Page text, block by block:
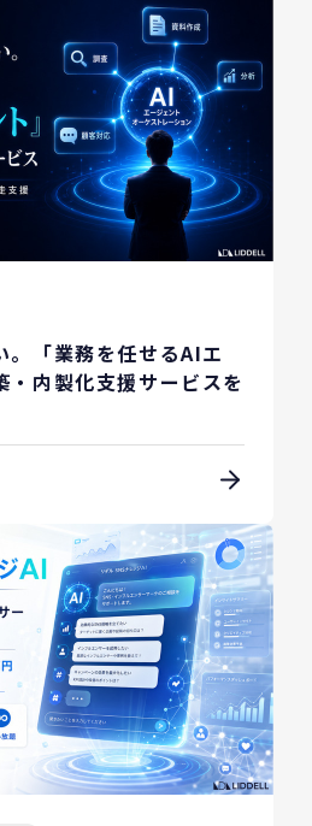
。「業務を任せるAIエ
・内製化支援サービスを